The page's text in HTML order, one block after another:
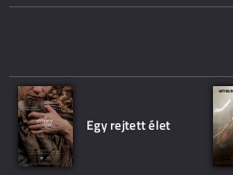
Egy rejtett élet